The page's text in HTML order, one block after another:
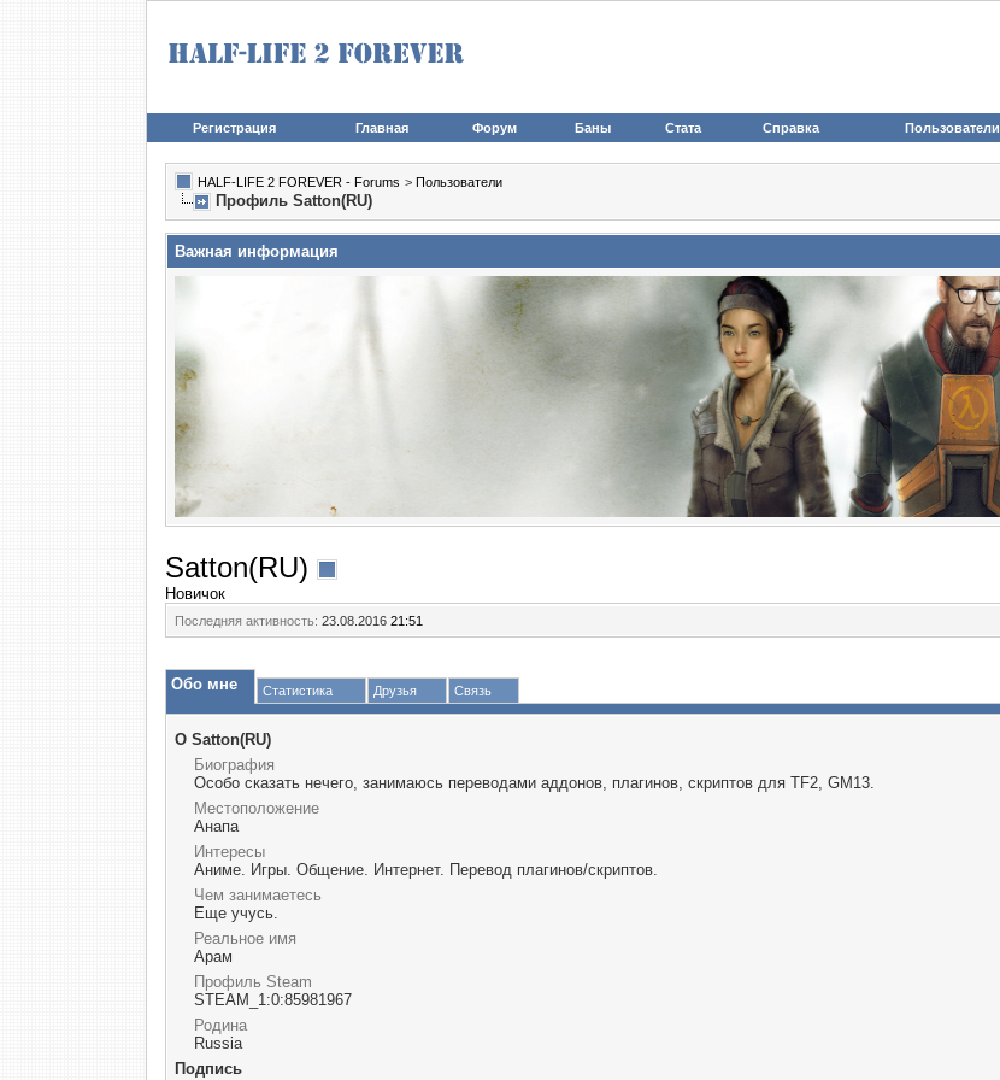
Регистрация Главная Форум Баны Стата Справка Пользователи
HALF-LIFE 2 FOREVER - Forums > Пользователи
Профиль Satton(RU)
Важная информация
Satton(RU)
Новичок
Последняя активность: 23.08.2016 21:51
Обо мне Статистика Друзья Связь
О Satton(RU)
Биография
Особо сказать нечего, занимаюсь переводами аддонов, плагинов, скриптов для TF2, GM13.
Местоположение
Анапа
Интересы
Аниме. Игры. Общение. Интернет. Перевод плагинов/скриптов.
Чем занимаетесь
Еще учусь.
Реальное имя
Арам
Профиль Steam
STEAM_1:0:85981967
Родина
Russia
Подпись